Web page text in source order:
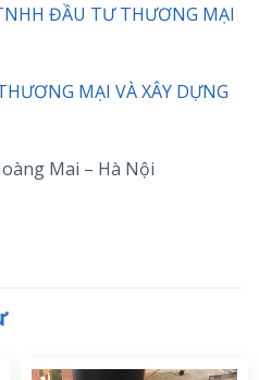
ĐẦU TƯ THƯƠNG MẠI
MẠI VÀ XÂY DỰNG
Mai – Hà Nội